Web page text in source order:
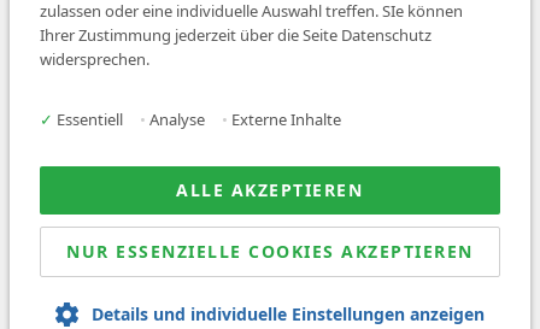
Job finden
Über uns
News
© 2026 Sanovetis. All rights reserved.
zulassen oder eine individuelle Auswahl treffen. SIe können
Ihrer Zustimmung jederzeit über die Seite Datenschutz
widersprechen.
✓ Essentiell • Analyse • Externe Inhalte
ALLE AKZEPTIEREN
NUR ESSENZIELLE COOKIES AKZEPTIEREN
Details und individuelle Einstellungen anzeigen